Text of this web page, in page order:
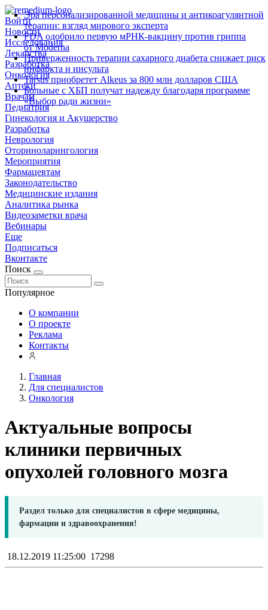
Войти
Новости
Исследования
Лекарства
Разработка
Онкология
Аптеки
Врачам
Педиатрия
Гинекология и Акушерство
Разработка
Неврология
Оториноларингология
Мероприятия
Фармацевтам
Законодательство
Медицинские издания
Аналитика рынка
Видеозаметки врача
Вебинары
Еще
Подписаться
Вконтакте
Поиск
Популярное
Эра персонализированной медицины и антикоагулянтной
терапии: взгляд мирового эксперта
FDA одобрило первую мРНК‑вакцину против гриппа
от Moderna
Приверженность терапии сахарного диабета снижает риск
инфаркта и инсульта
Tarsus приобретет Alkeus за 800 млн долларов США
Больные с ХБП получат надежду благодаря программе
«Выбор ради жизни»
О компании
О проекте
Реклама
Контакты
Главная
Для специалистов
Онкология
Актуальные вопросы
клиники первичных
опухолей головного мозга
Раздел только для специалистов в сфере медицины,
фармации и здравоохранения!
18.12.2019 11:25:00 17298